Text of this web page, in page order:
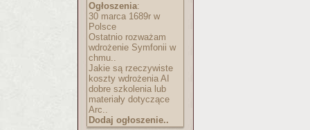
Ogłoszenia:
30 marca 1689r w
Polsce
Ostatnio rozważam
wdrożenie Symfonii w
chmu..
Jakie są rzeczywiste
koszty wdrożenia AI
dobre szkolenia lub
materiały dotyczące
Arc..
Dodaj ogłoszenie..